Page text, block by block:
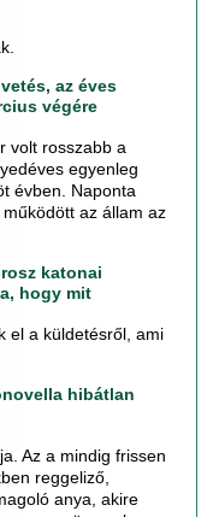
az éves
végére
volt rosszabb a
egyenleg
évben. Naponta
az állam az
katonai
hogy mit
el a küldetésről, ami
hibátlan
Az a mindig frissen
reggeliző,
anya, akire